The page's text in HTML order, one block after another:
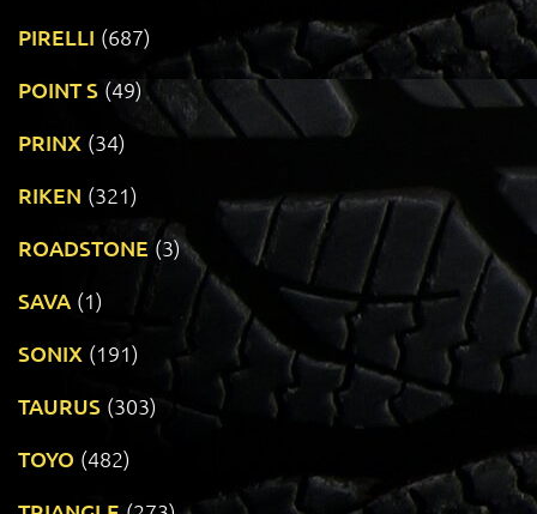
PIRELLI (687)
POINT S (49)
PRINX (34)
RIKEN (321)
ROADSTONE (3)
SAVA (1)
SONIX (191)
TAURUS (303)
TOYO (482)